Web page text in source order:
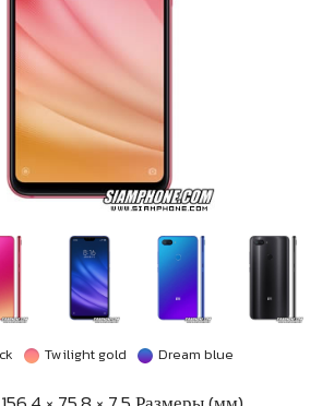
Twilight gold Dream blue